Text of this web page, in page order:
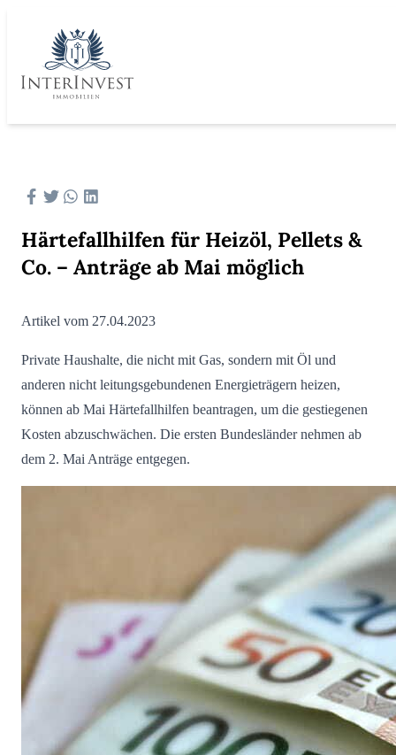
Härtefallhilfen für Heizöl, Pellets &
Co. – Anträge ab Mai möglich
Artikel vom 27.04.2023
Private Haushalte, die nicht mit Gas, sondern mit Öl und
anderen nicht leitungsgebundenen Energieträgern heizen,
können ab Mai Härtefallhilfen beantragen, um die gestiegenen
Kosten abzuschwächen. Die ersten Bundesländer nehmen ab
dem 2. Mai Anträge entgegen.